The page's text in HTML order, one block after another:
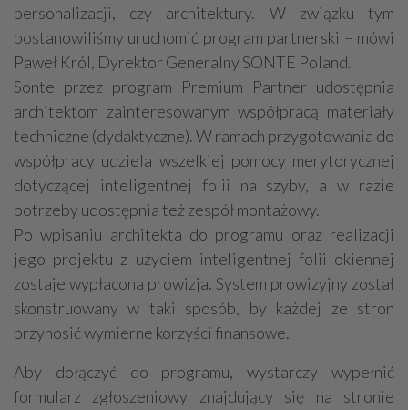
personalizacji, czy architektury. W związku tym
postanowiliśmy uruchomić program partnerski – mówi
Paweł Król, Dyrektor Generalny SONTE Poland.
Sonte przez program Premium Partner udostępnia
architektom zainteresowanym współpracą materiały
techniczne (dydaktyczne). W ramach przygotowania do
współpracy udziela wszelkiej pomocy merytorycznej
dotyczącej inteligentnej folii na szyby, a w razie
potrzeby udostępnia też zespół montażowy.
Po wpisaniu architekta do programu oraz realizacji
jego projektu z użyciem inteligentnej folii okiennej
zostaje wypłacona prowizja. System prowizyjny został
skonstruowany w taki sposób, by każdej ze stron
przynosić wymierne korzyści finansowe.
Aby dołączyć do programu, wystarczy wypełnić
formularz zgłoszeniowy znajdujący się na stronie